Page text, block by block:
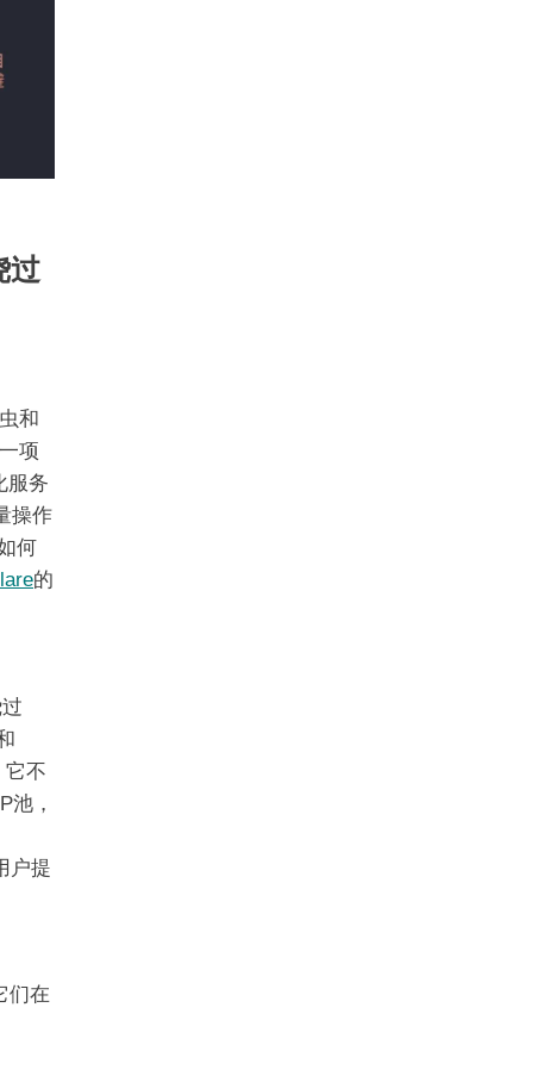
过
和
项
服务
操作
何
的
它不
池，
户提
们在